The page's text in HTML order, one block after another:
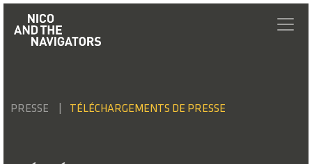
PRESSE TÉLÉCHARGEMENTS DE PRESSE